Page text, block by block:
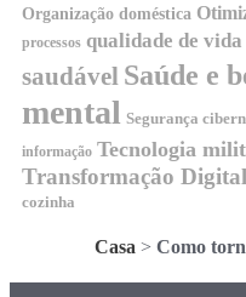
Organização doméstica
processos qualidade de vida
saudável Saúde e
mental Segurança
informação Tecnologia
Transformação Digital
cozinha
Casa > Como